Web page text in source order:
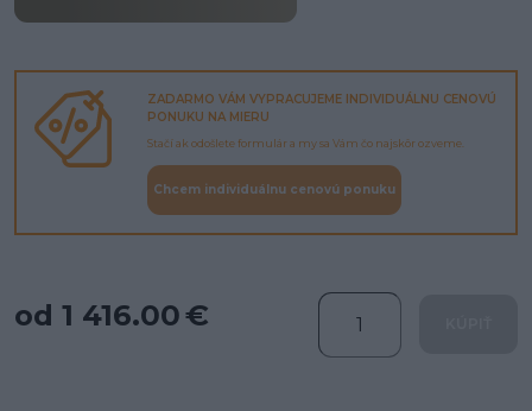
ZADARMO VÁM VYPRACUJEME INDIVIDUÁLNU CENOVÚ
PONUKU NA MIERU
Stačí ak odošlete formulár a my sa Vám čo najskôr ozveme.
Chcem individuálnu cenovú ponuku
od 1 416.00 €